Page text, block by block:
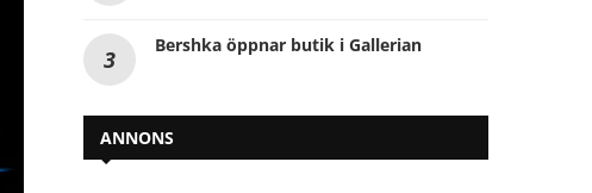
Bershka öppnar butik i Gallerian
ANNONS